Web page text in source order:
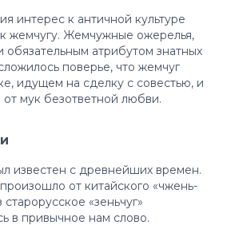
интерес к античной культуре
жемчугу. Жемчужные ожерелья,
обязательным атрибутом знатных
поверье, что жемчуг
идущем на сделку с совестью, и
от мук безответной любви.
известен с древнейших времен.
от китайского «чжень-
«зеньчуг»
в привычное нам слово.